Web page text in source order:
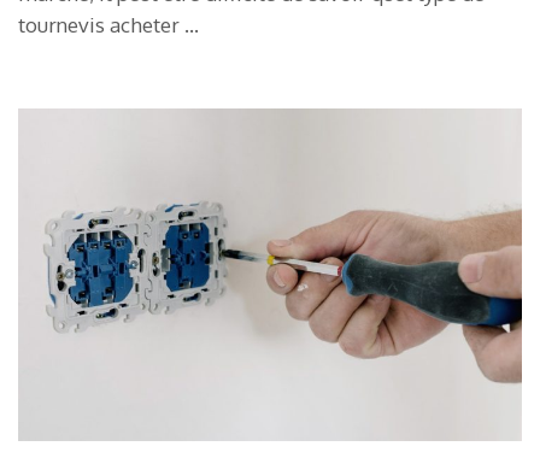
tournevis acheter …